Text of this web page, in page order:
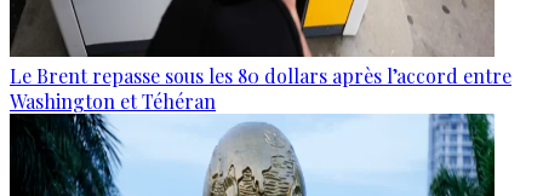
Le Brent repasse sous les 80 dollars après l’accord entre
Washington et Téhéran